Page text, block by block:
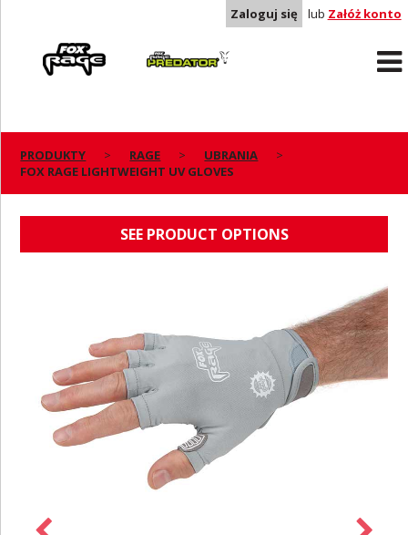
Zaloguj się lub Załóż konto
Predator
PRODUKTY RAGE
UBRANIA
FOX RAGE LIGHTWEIGHT UV GLOVES
SEE PRODUCT OPTIONS